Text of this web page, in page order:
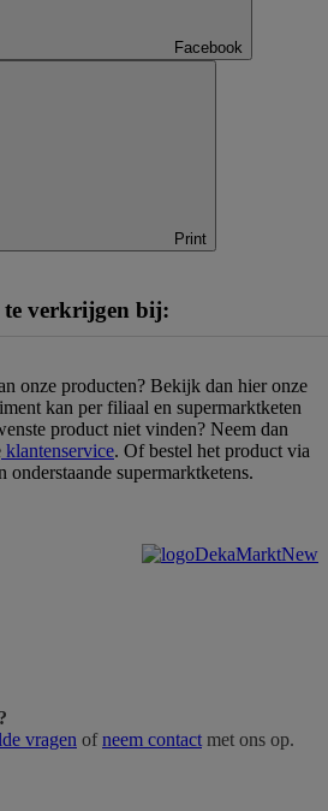
Facebook
Print
te verkrijgen bij:
onze producten? Bekijk dan hier onze
kan per filiaal en supermarktketen
product niet vinden? Neem dan
klantenservice. Of bestel het product via
onderstaande supermarktketens.
vragen ofneem contact met ons op.